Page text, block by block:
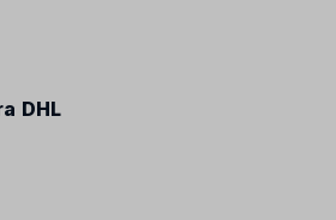
DHL